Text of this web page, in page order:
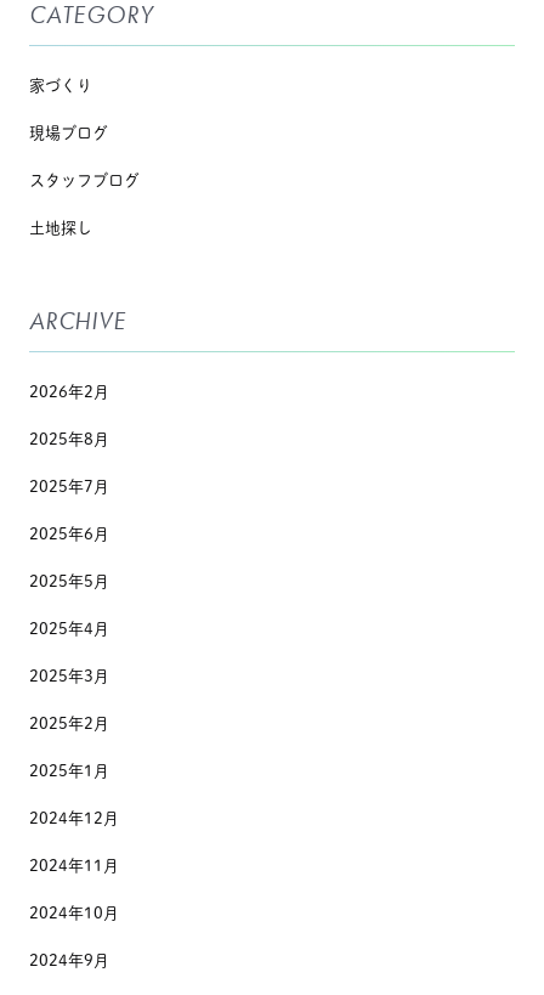
CATEGORY
家づくり
現場ブログ
スタッフブログ
土地探し
ARCHIVE
2026年2月
2025年8月
2025年7月
2025年6月
2025年5月
2025年4月
2025年3月
2025年2月
2025年1月
2024年12月
2024年11月
2024年10月
2024年9月